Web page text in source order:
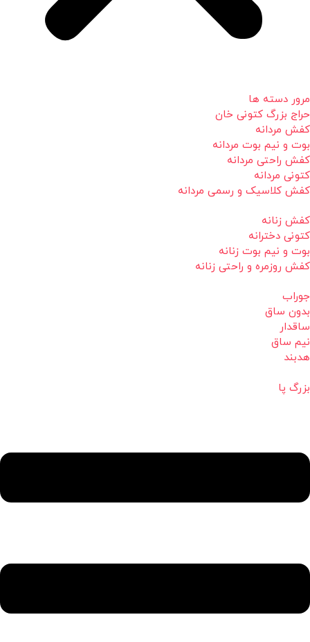
مرور دسته ها
حراج بزرگ کتونی خان
کفش مردانه
بوت و نیم بوت مردانه
کفش راحتی مردانه
کتونی مردانه
کفش کلاسیک و رسمی مردانه
کفش زنانه
کتونی دخترانه
بوت و نیم بوت زنانه
کفش روزمره و راحتی زنانه
جوراب
بدون ساق
ساقدار
نیم ساق
هدبند
بزرگ پا